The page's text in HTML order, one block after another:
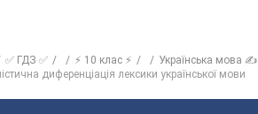
✅ ГДЗ ✅ ⚡ 10 клас ⚡ Українська мова ✍
диференціація лексики української мови